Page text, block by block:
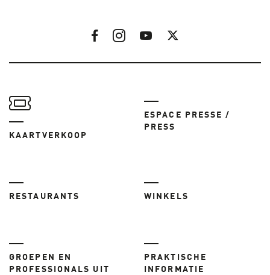
KAARTVERKOOP
ESPACE PRESSE /
PRESS
RESTAURANTS WINKELS
GROEPEN EN
PROFESSIONALS UIT
PRAKTISCHE
INFORMATIE